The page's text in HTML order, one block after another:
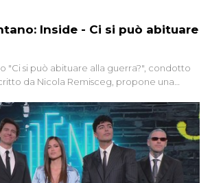
Inside - Ci si può abituare
"Ci si può abituare alla guerra?", condotto
da Nicola Remisceg, propone una
la guerra sia diventata una realtà pervasiva.
direttamente coinvolta in conflitti armati, il
impossibile considerarla un fenomeno